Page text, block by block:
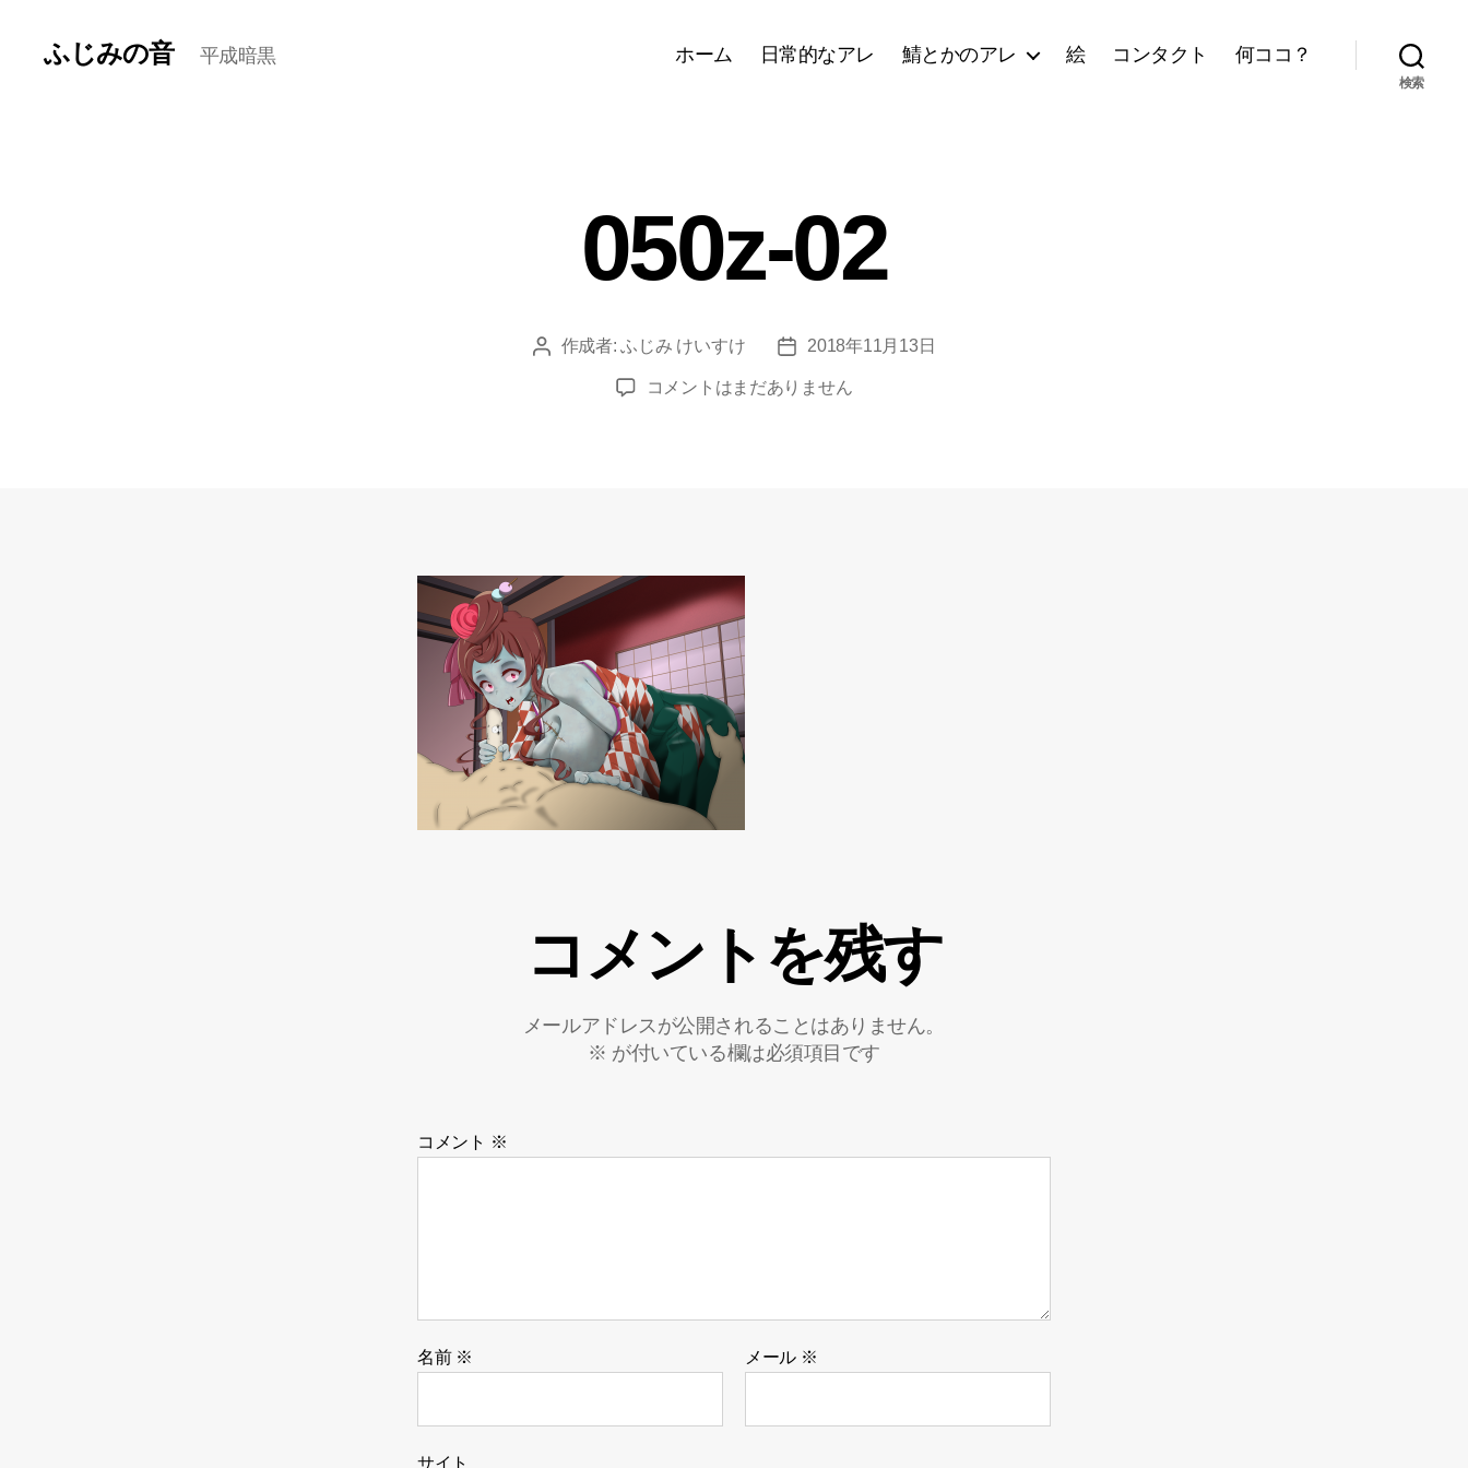
ふじみの音 平成暗黒 ホーム 日常的なアレ 鯖とかのアレ 絵 コンタクト 何ココ？
検索
050z-02
投 作成者:ふじみ けいすけ
投
日
2018年11月13日
050z-
コメントはまだありません
コメントを残す
メールアドレスが公開されることはありません。
※ が付いている欄は必須項目です
コメント ※
名前 ※ メール ※
サイト